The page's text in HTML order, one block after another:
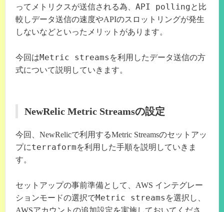
ってメトリクスが送信される為、 API pollingと比
較しデータ送信の速度やAPIのスロットリングが発生
しないなどといったメリットがあります。
今回はMetric streams を利用したデータ送信の方
式について説明していきます。
NewRelic Metric Streamsの設定
今回、NewRelicで利用するMetric Streamsのセットアッ
プにterraformを利用した手順を説明していきま
す。
セットアップの事前準備として、AWS インテグレー
ションモードの選択でMetric streams を選択し、
AWSアカウントの追加設定を実施しておいてくださ